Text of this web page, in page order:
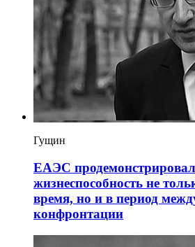
Гущин
ЕАЭС продемонстрировал
жизнеспособность не
время, но и в период
конфронтации